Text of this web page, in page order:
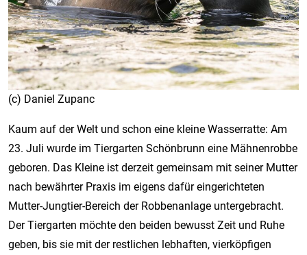
(c) Daniel Zupanc
Kaum auf der Welt und schon eine kleine Wasserratte: Am
23. Juli wurde im Tiergarten Schönbrunn eine Mähnenrobbe
geboren. Das Kleine ist derzeit gemeinsam mit seiner Mutter
nach bewährter Praxis im eigens dafür eingerichteten
Mutter-Jungtier-Bereich der Robbenanlage untergebracht.
Der Tiergarten möchte den beiden bewusst Zeit und Ruhe
geben, bis sie mit der restlichen lebhaften, vierköpfigen